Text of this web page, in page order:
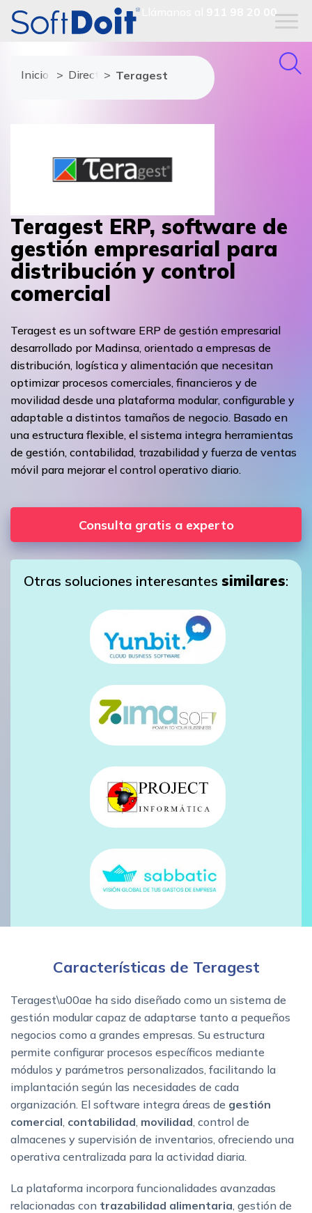
911 98 20 00
Inicio Directorio de proveedores
Teragest
Teragest ERP, software de
gestión empresarial para
distribución y control
comercial
Teragest es un software ERP de gestión empresarial
desarrollado por Madinsa, orientado a empresas de
distribución, logística y alimentación que necesitan
optimizar procesos comerciales, financieros y de
movilidad desde una plataforma modular, configurable y
adaptable a distintos tamaños de negocio. Basado en
una estructura flexible, el sistema integra herramientas
de gestión, contabilidad, trazabilidad y fuerza de ventas
móvil para mejorar el control operativo diario.
Consulta gratis a experto
Otras soluciones interesantes similares:
Características de Teragest
Teragest\u00ae ha sido diseñado como un sistema de
gestión modular capaz de adaptarse tanto a pequeños
negocios como a grandes empresas. Su estructura
permite configurar procesos específicos mediante
módulos y parámetros personalizados, facilitando la
implantación según las necesidades de cada
organización. El software integra áreas de gestión
comercial contabilidad movilidad , control de
almacenes y supervisión de inventarios, ofreciendo una
operativa centralizada para la actividad diaria.
La plataforma incorpora funcionalidades avanzadas
relacionadas con trazabilidad alimentaria , gestión de